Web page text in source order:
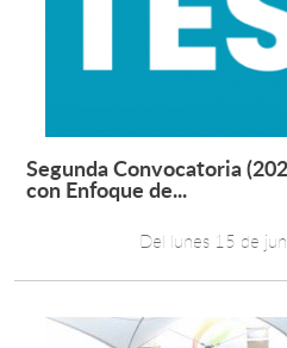
Estudiantes
Funcionarios
Alumni
Segunda Convocatoria
con Enfoque de...
Del lunes 15 de